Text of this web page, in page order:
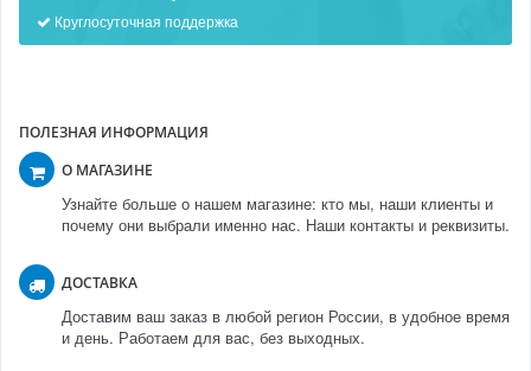
Круглосуточная поддержка
ПОЛЕЗНАЯ ИНФОРМАЦИЯ
О МАГАЗИНЕ
Узнайте больше о нашем магазине: кто мы, наши клиенты и
почему они выбрали именно нас. Наши контакты и реквизиты.
ДОСТАВКА
Доставим ваш заказ в любой регион России, в удобное время
и день. Работаем для вас, без выходных.